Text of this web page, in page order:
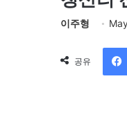
이주형
공유